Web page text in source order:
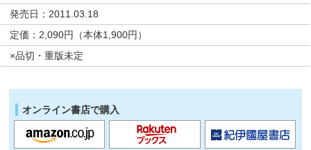
発売日：2011.03.18
定価：2,090円（本体1,900円）
×品切・重版未定
オンライン書店で購入